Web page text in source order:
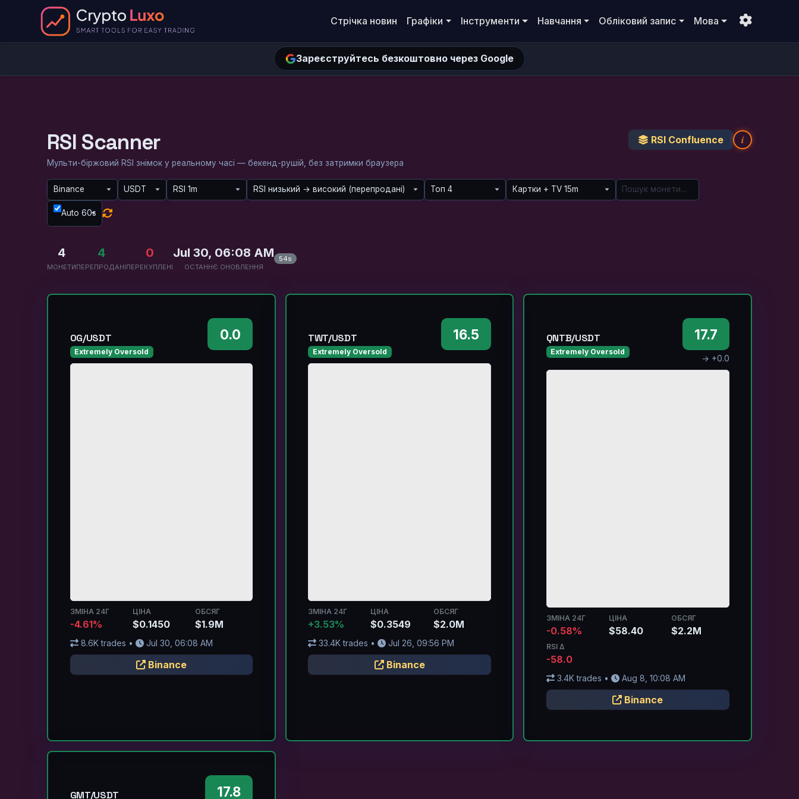
Стрічка новин Графіки Інструменти Навчання Обліковий запис Мова
Зареєструйтесь безкоштовно через Google
RSI Scanner
Мульти-біржовий RSI знімок у реальному часі — бекенд-рушій, без затримки браузера
RSI Confluence i
Auto 60s
4
МОНЕТИ
4
ПЕРЕПРОДАНІ
0
ПЕРЕКУПЛЕНІ
Jul 30, 06:08 AM
ОСТАННЄ ОНОВЛЕННЯ
54s
0G/USDT
Extremely Oversold
0.0
ЗМІНА 24Г
-4.61%
ЦІНА
$0.1450
ОБСЯГ
$1.9M
8.6K trades • Jul 30, 06:08 AM
Binance
TWT/USDT
Extremely Oversold
16.5
ЗМІНА 24Г
+3.53%
ЦІНА
$0.3549
ОБСЯГ
$2.0M
33.4K trades • Jul 26, 09:56 PM
Binance
QNTB/USDT
Extremely Oversold
17.7
→ +0.0
ЗМІНА 24Г
-0.58%
RSI Δ
-58.0
ЦІНА
$58.40
ОБСЯГ
$2.2M
3.4K trades • Aug 8, 10:08 AM
Binance
GMT/USDT 17.8